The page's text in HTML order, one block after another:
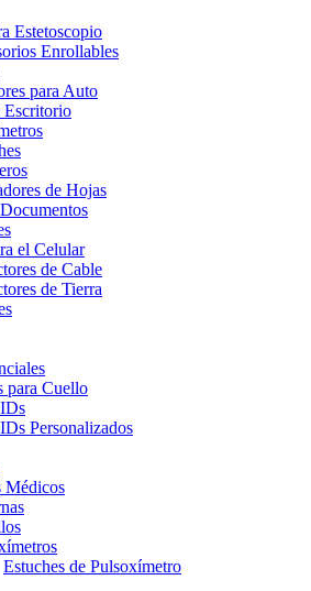
Estetoscopio
Enrollables
para Auto
Escritorio
de Hojas
el Celular
de Cable
de Tierra
para Cuello
Personalizados
Médicos
Estuches de Pulsoxímetro